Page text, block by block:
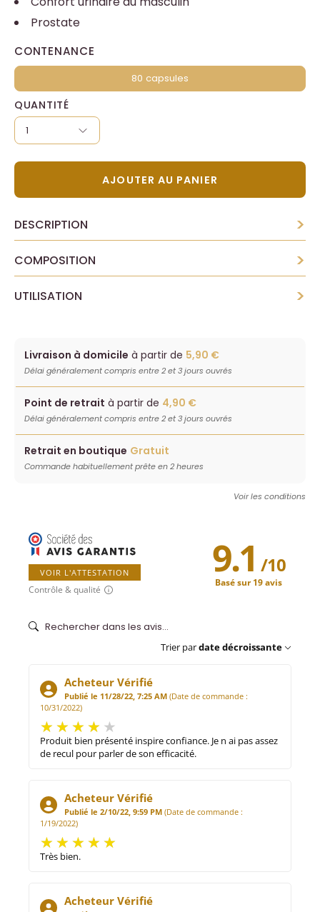
(19 avis)
Prostate
CONTENANCE
80 capsules
QUANTITÉ
1
AJOUTER AU PANIER
DESCRIPTION >
COMPOSITION >
UTILISATION >
Livraison à domicile à partir de 5,90 €
Délai généralement compris entre 2 et 3 jours ouvrés
Point de retrait à partir de 4,90 €
Délai généralement compris entre 2 et 3 jours ouvrés
Retrait en boutique Gratuit
Commande habituellement prête en 2 heures
Voir les conditions
VOIR L'ATTESTATION
Contrôle & qualité
9.1 /10
Basé sur 19 avis
Trier pardate décroissante
Acheteur Vérifié
Publié le 11/28/22, 7:25 AM (Date de commande :
10/31/2022)
Produit bien présenté inspire confiance. Je n ai pas assez
de recul pour parler de son efficacité.
Acheteur Vérifié
Publié le 2/10/22, 9:59 PM (Date de commande :
1/19/2022)
Très bien.
Acheteur Vérifié